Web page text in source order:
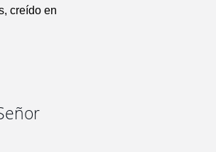
creído en